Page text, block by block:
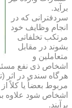
برآید.
سردفترانی که در
انجام وظایف خود
مرتکب تخلفاتی
بشوند در مقابل
متعاملین و
اشخاص ذی نفع
هرگاه سندی در اثر
مربوط بعضاً یا کلاً
اشخاص شود علاوه
برآیند.